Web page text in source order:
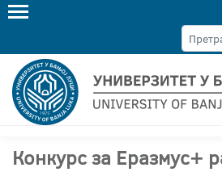
Конкурс за Еразмус+